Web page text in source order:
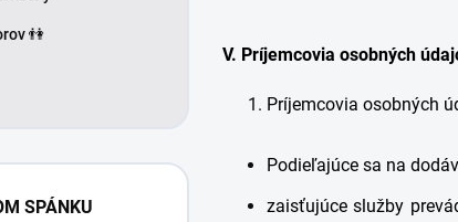
👫
SPÁNKU
V. Príjemcovia osobných
Príjemcovia osobných
Podieľajúce sa na
zaisťujúce služby